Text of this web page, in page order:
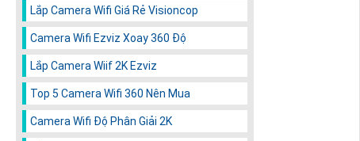
Lắp Camera Wifi Giá Rẻ Visioncop
Camera Wifi Ezviz Xoay 360 Độ
Lắp Camera Wiif 2K Ezviz
Top 5 Camera Wifi 360 Nên Mua
Camera Wifi Độ Phân Giải 2K